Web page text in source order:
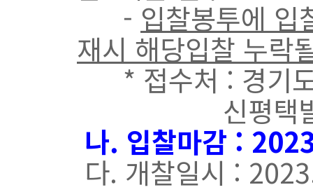
- 입찰봉투에 입
재시 해당입찰 누락
* 접수처 : 경기도
신평택발전(
나. 입찰마감 : 2
다. 개찰일시 :